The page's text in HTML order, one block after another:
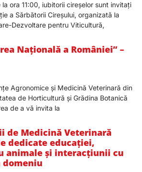
ora 11:00, iubitorii cireșelor sunt invitați
a Sărbătorii Cireșului, organizată la
Dezvoltare pentru Viticultură,
Națională a României” –
Agronomice și Medicină Veterinară din
de Horticultură și Grădina Botanică
de a vă invita la
de Medicină Veterinară
dedicate educației,
animale și interacțiunii cu